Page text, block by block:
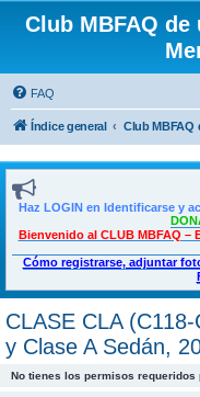
Club MBFAQ
FAQ
Índice general
Haz LOGIN en Identificarse y
Bienvenido al CLUB MBFAQ –
Cómo registrarse, adjuntar
CLASE CLA
y Clase A Sedán,
No tienes los permisos requeridos